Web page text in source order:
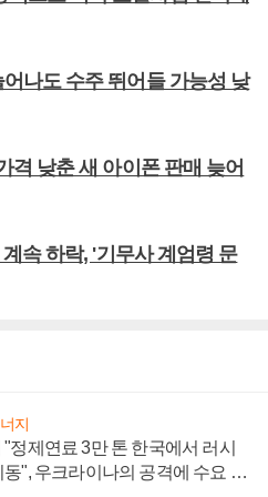
나도 수주 뛰어들 가능성 낮
격 낮춘 새 아이폰 판매 늦어
속 하락, '기무사 계엄령 문
지
"정제연료 3만 톤 한국에서 러시
동", 우크라이나의 공격에 수요 늘